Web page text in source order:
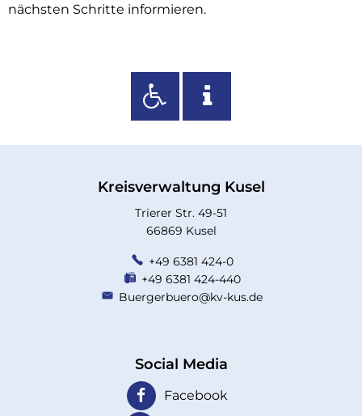
nächsten Schritte informieren.
Kreisverwaltung Kusel
Trierer Str. 49-51
66869 Kusel
+49 6381 424-0
+49 6381 424-440
Buergerbuero@kv-kus.de
Social Media
Facebook